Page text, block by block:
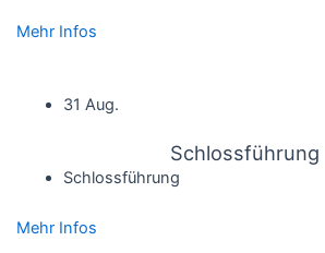
Mehr Infos
31 Aug.
Schlossführung
Schlossführung
Mehr Infos